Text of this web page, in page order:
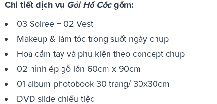
Chi tiết dịch vụ Gói Hồ Cốcgồm:
03 Soiree + 02 Vest
Makeup & làm tóc trong suốt ngày chụp
Hoa cầm tay và phụ kiện theo concept chụp
02 hình ép gỗ lớn 60cm x 90cm
01 album photobook 30 trang/ 30x30cm
DVD slide chiếu tiệc